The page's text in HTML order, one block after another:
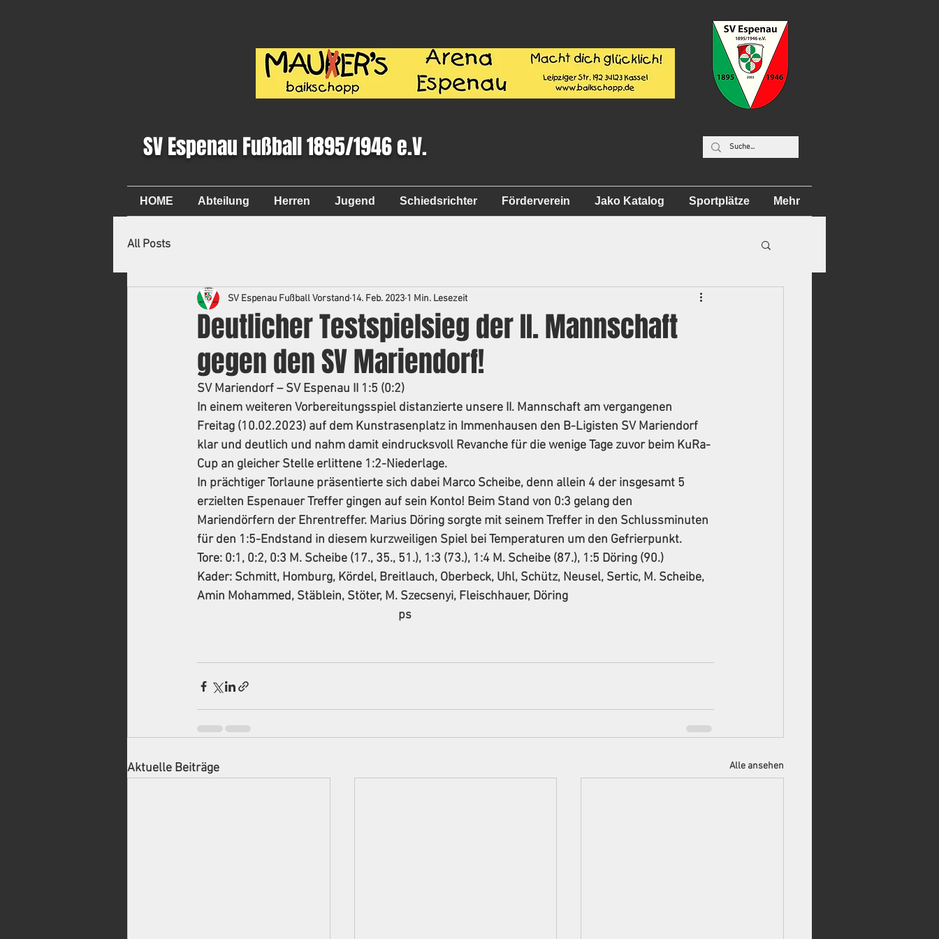
SV Espenau Fußball 1895/1946 e.V.
HOME Abteilung Herren Jugend Schiedsrichter Förderverein Jako Katalog Sportplätze Mehr
All Posts
Deutlicher Testspielsieg der II. Mannschaft
gegen den SV Mariendorf!
SV Espenau Fußball Vorstand 14. Feb. 2023 1 Min. Lesezeit
SV Mariendorf – SV Espenau II 1:5 (0:2)
In einem weiteren Vorbereitungsspiel distanzierte unsere II. Mannschaft am vergangenen
Freitag (10.02.2023) auf dem Kunstrasenplatz in Immenhausen den B-Ligisten SV Mariendorf
klar und deutlich und nahm damit eindrucksvoll Revanche für die wenige Tage zuvor beim KuRa-
Cup an gleicher Stelle erlittene 1:2-Niederlage.
In prächtiger Torlaune präsentierte sich dabei Marco Scheibe, denn allein 4 der insgesamt 5
erzielten Espenauer Treffer gingen auf sein Konto! Beim Stand von 0:3 gelang den
Mariendörfern der Ehrentreffer. Marius Döring sorgte mit seinem Treffer in den Schlussminuten
für den 1:5-Endstand in diesem kurzweiligen Spiel bei Temperaturen um den Gefrierpunkt.
Tore: 0:1, 0:2, 0:3 M. Scheibe (17., 35., 51.), 1:3 (73.), 1:4 M. Scheibe (87.), 1:5 Döring (90.)
Kader: Schmitt, Homburg, Kördel, Breitlauch, Oberbeck, Uhl, Schütz, Neusel, Sertic, M. Scheibe,
Amin Mohammed, Stäblein, Stöter, M. Szecsenyi, Fleischhauer, Döring
                                                                        ps
Aktuelle Beiträge Alle ansehen